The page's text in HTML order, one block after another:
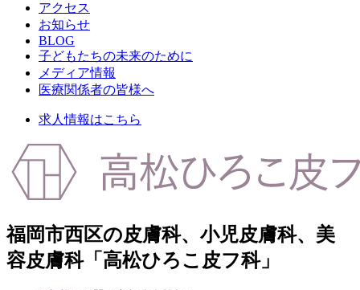
アクセス
お知らせ
BLOG
子どもたちの未来のために
メディア情報
医療関係者の皆様へ
求人情報はこちら
福岡市西区の皮膚科、小児皮膚科、美
容皮膚科「高松ひろこ皮フ科」